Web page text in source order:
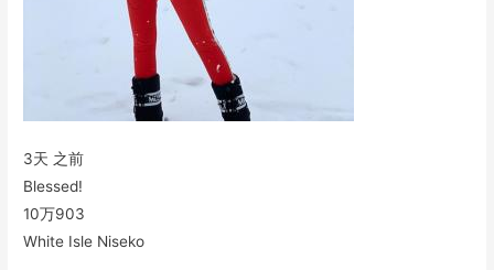
3天 之前
Blessed!
10万903
White Isle Niseko